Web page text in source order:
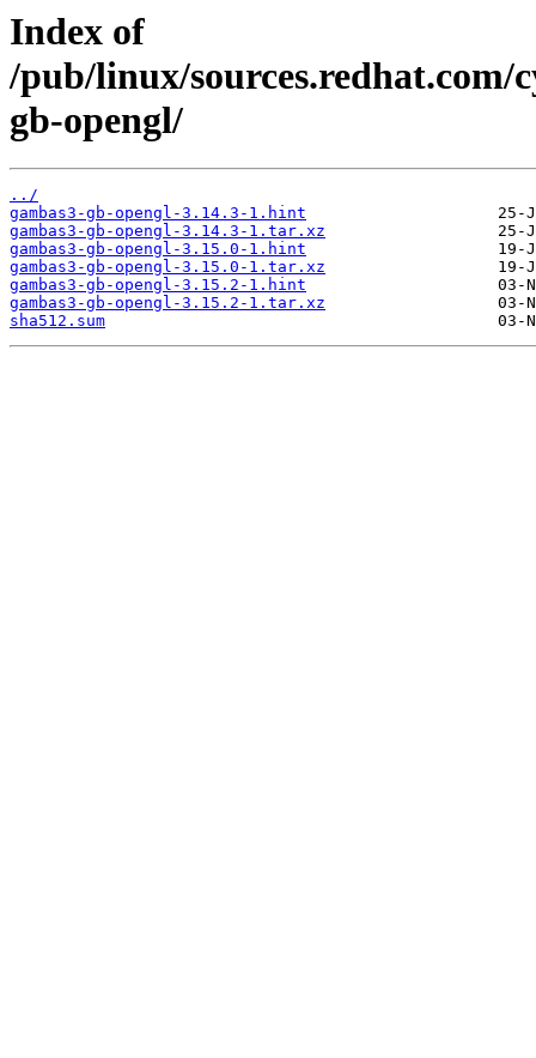
Index of
/pub/linux/sources.redhat.com/
gb-opengl/
../
gambas3-gb-opengl-3.14.3-1.hint
gambas3-gb-opengl-3.14.3-1.tar.xz
gambas3-gb-opengl-3.15.0-1.hint
gambas3-gb-opengl-3.15.0-1.tar.xz
gambas3-gb-opengl-3.15.2-1.hint
gambas3-gb-opengl-3.15.2-1.tar.xz
sha512.sum